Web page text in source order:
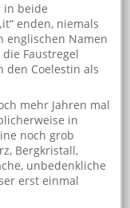
in beide
enden, niemals
englischen Namen
Faustregel
den Coelestin als
mehr Jahren mal
in
noch grob
Bergkristall,
unbedenkliche
erst einmal